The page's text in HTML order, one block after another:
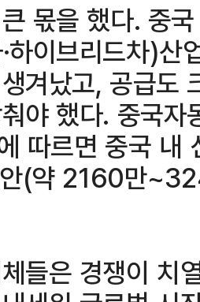
몫을 했다. 중
하이브리드차)
겨났고, 공급도
야 했다. 중국
따르면 중국 내
(약 2160만
들은 경쟁이 치